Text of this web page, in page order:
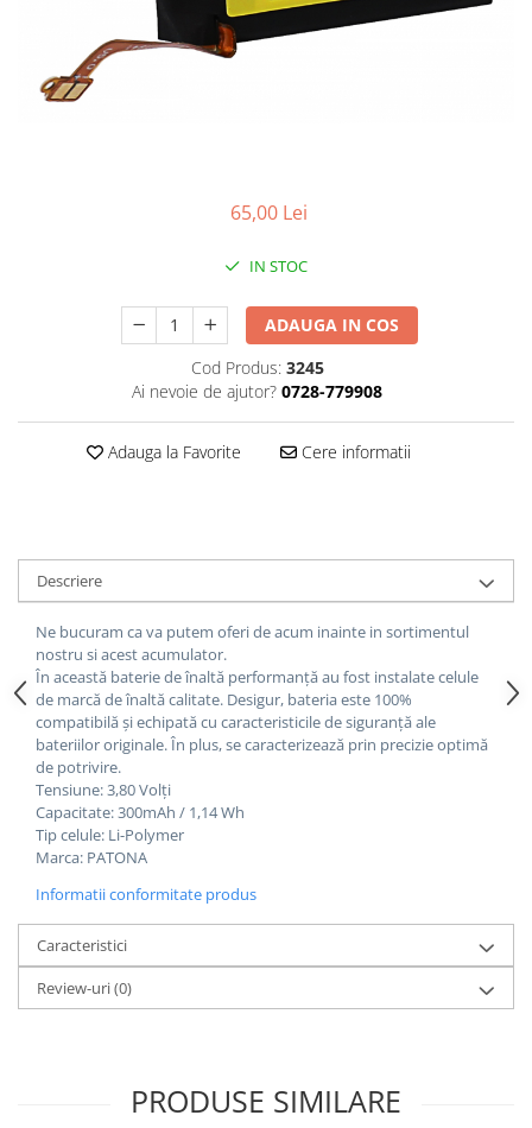
65,00 Lei
IN STOC
ADAUGA IN COS
Cod Produs: 3245
Ai nevoie de ajutor? 0728-779908
Adauga la Favorite Cere informatii
Descriere
Ne bucuram ca va putem oferi de acum inainte in sortimentul
nostru si acest acumulator.
În această baterie de înaltă performanță au fost instalate celule
de marcă de înaltă calitate. Desigur, bateria este 100%
compatibilă și echipată cu caracteristicile de siguranță ale
bateriilor originale. În plus, se caracterizează prin precizie optimă
de potrivire.
Tensiune: 3,80 Volți
Capacitate: 300mAh / 1,14 Wh
Tip celule: Li-Polymer
Marca: PATONA
Informatii conformitate produs
Caracteristici
Review-uri(0)
PRODUSE SIMILARE